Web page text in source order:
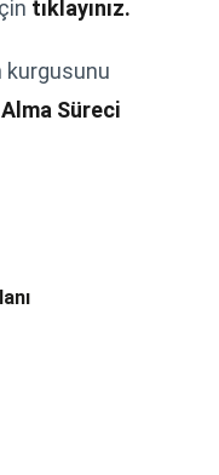
tıklayınız.
kurgusunu
Süreci